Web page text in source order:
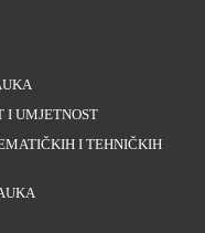
I UMJETNOST
I TEHNIČKIH